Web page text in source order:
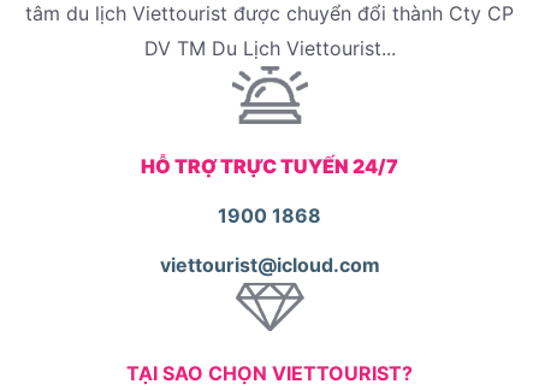
tâm du lịch Viettourist được chuyển đổi thành Cty CP
DV TM Du Lịch Viettourist...
HỖ TRỢ TRỰC TUYẾN 24/7
1900 1868
viettourist@icloud.com
TẠI SAO CHỌN VIETTOURIST?